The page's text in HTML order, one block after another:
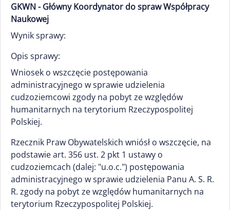
GKWN - Główny Koordynator do spraw Współpracy
Naukowej
Wynik sprawy:
Opis sprawy:
Wniosek o wszczęcie postępowania
administracyjnego w sprawie udzielenia
cudzoziemcowi zgody na pobyt ze względów
humanitarnych na terytorium Rzeczypospolitej
Polskiej.
Rzecznik Praw Obywatelskich wniósł o wszczęcie, na
podstawie art. 356 ust. 2 pkt 1 ustawy o
cudzoziemcach (dalej: "u.o.c.") postępowania
administracyjnego w sprawie udzielenia Panu A. S. R.
R. zgody na pobyt ze względów humanitarnych na
terytorium Rzeczypospolitej Polskiej.